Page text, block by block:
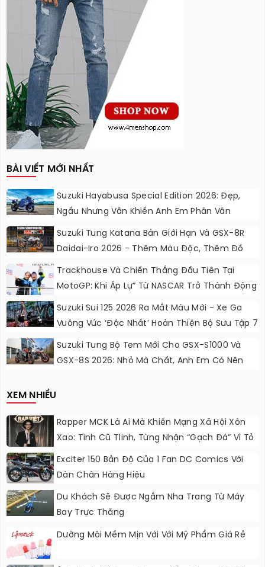
BÀI VIẾT MỚI NHẤT
Suzuki Hayabusa Special Edition 2026: Đẹp,
Ngầu Nhưng Vẫn Khiến Anh Em Phân Vân
Suzuki Tung Katana Bản Giới Hạn Và GSX-8R
Daidai-Iro 2026 - Thêm Màu Độc, Thêm Đồ
Chơi, Thêm Cá Tính
Trackhouse Và Chiến Thắng Đầu Tiên Tại
MotoGP: Khi Áp Lự” Từ NASCAR Trở Thành Động
Lực Ngọt Ngào
Suzuki Sui 125 2026 Ra Mắt Màu Mới - Xe Ga
Vuông Vức ‘độc Nhất’ Hoàn Thiện Bộ Sưu Tập 7
Sắc Cầu Vồng
Suzuki Tung Bộ Tem Mới Cho GSX-S1000 Và
GSX-8S 2026: Nhỏ Mà Chất, Anh Em Có Nên
XEM NHIỀU
Rapper MCK Là Ai Mà Khiến Mạng Xã Hội Xôn
Xao: Tình Cũ Tlinh, Từng Nhận “gạch Đá” Vì Tỏ
Thái Độ Với Trường Giang
Exciter 150 Bản Độ Của 1 Fan DC Comics Với
Dàn Chân Hàng Hiệu
Du Khách Sẽ Được Ngắm Nha Trang Từ Máy
Bay Trực Thăng
Dưỡng Môi Mềm Mịn Với Với Mỹ Phẩm Giá Rẻ